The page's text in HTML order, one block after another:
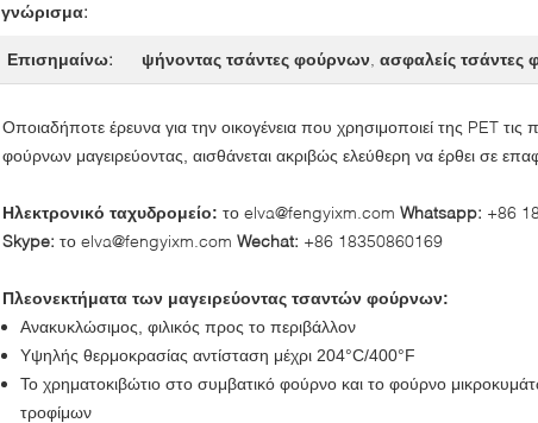
γνώρισμα:
Επισημαίνω: ψήνοντας τσάντες φούρνων ασφαλείς τσάντες
Οποιαδήποτε έρευνα για την οικογένεια που χρησιμοποιεί της PET
φούρνων μαγειρεύοντας , αισθάνεται ακριβώς ελεύθερη να έρθει σε
Ηλεκτρονικό ταχυδρομείο: το elva@fengyixm.com Whatsapp: +86
Skype: το elva@fengyixm.com Wechat: +86 18350860169
Πλεονεκτήματα των μαγειρεύοντας τσαντών φούρνων:
Ανακυκλώσιμος, φιλικός προς το περιβάλλον
Υψηλής θερμοκρασίας αντίσταση μέχρι 204°C/400°F
Το χρηματοκιβώτιο στο συμβατικό φούρνο και το φούρνο
τροφίμων